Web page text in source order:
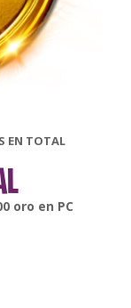
EN TOTAL
enAndroid